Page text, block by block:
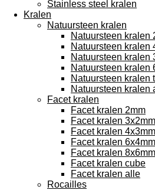
Stainless steel kralen
Kralen
Natuursteen kralen
Natuursteen kralen
Natuursteen kralen
Natuursteen kralen
Natuursteen kralen
Natuursteen kralen
Natuursteen kralen
Facet kralen
Facet kralen 2mm
Facet kralen 3x2mm
Facet kralen 4x3mm
Facet kralen 6x4mm
Facet kralen 8x6mm
Facet kralen cube
Facet kralen alle
Rocailles